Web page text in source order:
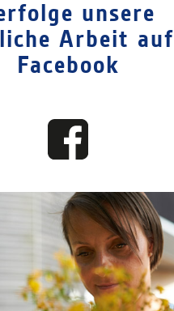
unsere
Arbeit auf
Facebook